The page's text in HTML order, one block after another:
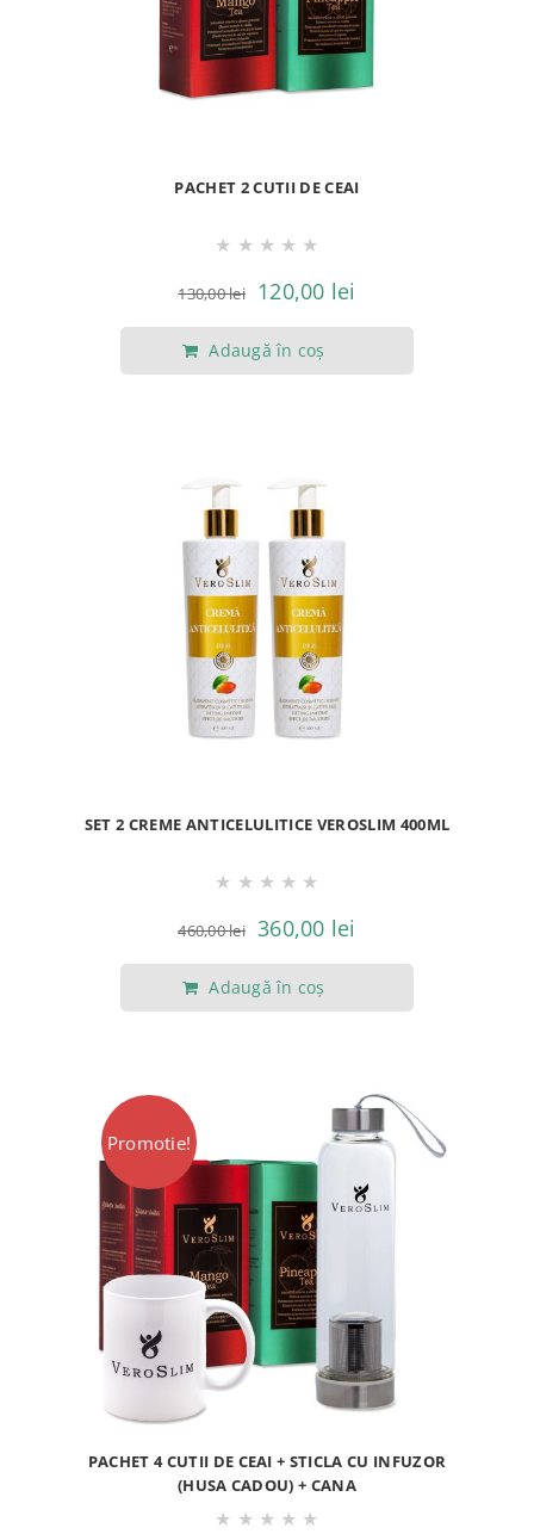
PACHET 2 CUTII DE CEAI
★ ★ ★ ★ ★
130,00lei
Prețul
inițial
a
120,00 lei
curent
Adaugă în coș
SET 2 CREME ANTICELULITICE VEROSLIM 400ML
★ ★ ★ ★ ★
460,00lei Prețul
inițial
a
360,00 lei
curent
Adaugă în coș
Promotie!
PACHET 4 CUTII DE CEAI + STICLA CU INFUZOR
(HUSA CADOU) + CANA
★ ★ ★ ★ ★